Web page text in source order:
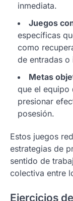
inmediata.
Juegos
específicas
como
de entradas o
Metas
que el equipo
presionar
posesión.
Estos juegos
estrategias de
sentido de
colectiva entre
Ejercicios